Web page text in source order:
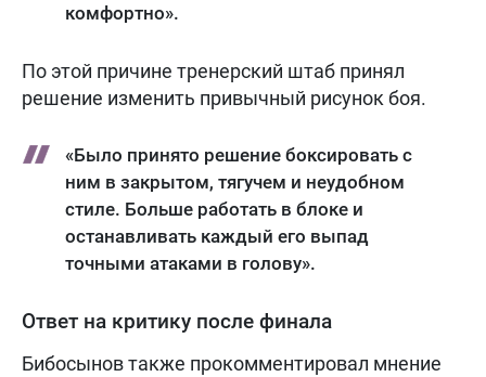
комфортно».
По этой причине тренерский штаб принял
решение изменить привычный рисунок боя.
«Было принято решение боксировать с
ним в закрытом, тягучем и неудобном
стиле. Больше работать в блоке и
останавливать каждый его выпад
точными атаками в голову».
Ответ на критику после финала
Бибосынов также прокомментировал мнение